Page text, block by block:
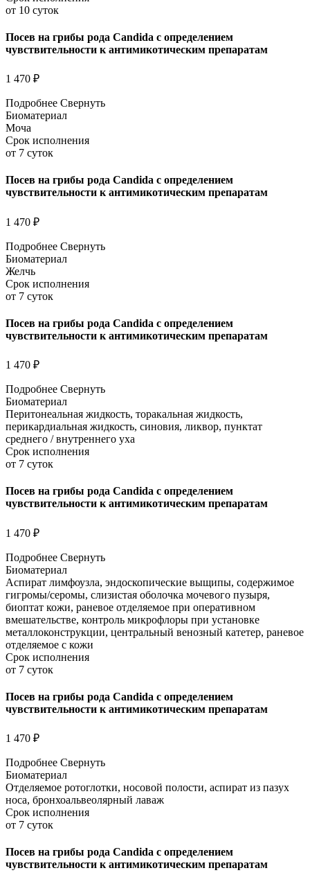
от 10 суток
Посев на грибы рода Candida с определением
чувствительности к антимикотическим препаратам
1 470 ₽
Подробнее Свернуть
Биоматериал
Моча
Срок исполнения
от 7 суток
Посев на грибы рода Candida с определением
чувствительности к антимикотическим препаратам
1 470 ₽
Подробнее Свернуть
Биоматериал
Желчь
Срок исполнения
от 7 суток
Посев на грибы рода Candida с определением
чувствительности к антимикотическим препаратам
1 470 ₽
Подробнее Свернуть
Биоматериал
Перитонеальная жидкость, торакальная жидкость,
перикардиальная жидкость, синовия, ликвор, пунктат
среднего / внутреннего уха
Срок исполнения
от 7 суток
Посев на грибы рода Candida с определением
чувствительности к антимикотическим препаратам
1 470 ₽
Подробнее Свернуть
Биоматериал
Аспират лимфоузла, эндоскопические выщипы, содержимое
гигромы/серомы, слизистая оболочка мочевого пузыря,
биоптат кожи, раневое отделяемое при оперативном
вмешательстве, контроль микрофлоры при установке
металлоконструкции, центральный венозный катетер, раневое
отделяемое с кожи
Срок исполнения
от 7 суток
Посев на грибы рода Candida с определением
чувствительности к антимикотическим препаратам
1 470 ₽
Подробнее Свернуть
Биоматериал
Отделяемое ротоглотки, носовой полости, аспират из пазух
носа, бронхоальвеолярный лаваж
Срок исполнения
от 7 суток
Посев на грибы рода Candida с определением
чувствительности к антимикотическим препаратам